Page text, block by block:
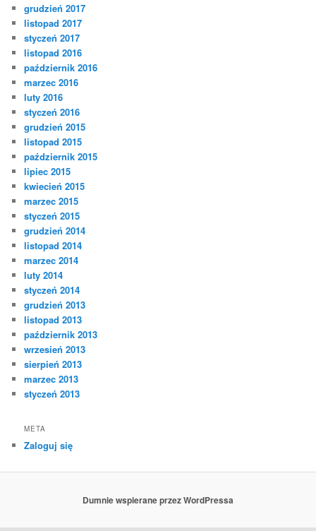
grudzień 2017
listopad 2017
styczeń 2017
listopad 2016
październik 2016
marzec 2016
luty 2016
styczeń 2016
grudzień 2015
listopad 2015
październik 2015
lipiec 2015
kwiecień 2015
marzec 2015
styczeń 2015
grudzień 2014
listopad 2014
marzec 2014
luty 2014
styczeń 2014
grudzień 2013
listopad 2013
październik 2013
wrzesień 2013
sierpień 2013
marzec 2013
styczeń 2013
META
Zaloguj się
Dumnie wspierane przez WordPressa